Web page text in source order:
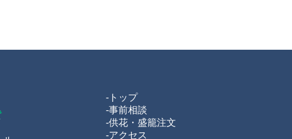
-トップ
-事前相談
-供花・盛籠注文
-アクセス